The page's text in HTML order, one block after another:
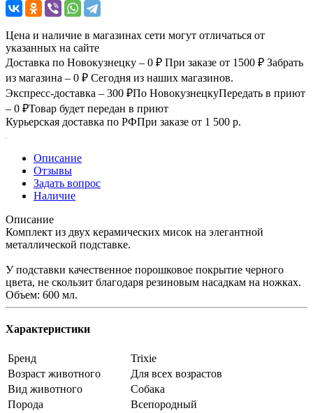
Цена и наличие в магазинах сети могут отличаться от
указанных на сайте
Доставка по Новокузнецку – 0 ₽ При заказе от 1500 ₽ Забрать
из магазина – 0 ₽ Сегодня из наших магазинов.
Экспресс-доставка – 300 ₽По НовокузнецкуПередать в приют
– 0 ₽Товар будет передан в приют
Курьерская доставка по РФПри заказе от 1 500 р.
Описание
Отзывы
Задать вопрос
Наличие
Описание
Комплект из двух керамических мисок на элегантной
металлической подставке.
У подставки качественное порошковое покрытие черного
цвета, не скользит благодаря резиновым насадкам на ножках.
Объем: 600 мл.
Характеристики
Бренд
Trixie
Возраст животного
Для всех возрастов
Вид животного
Собака
Порода
Всепородный